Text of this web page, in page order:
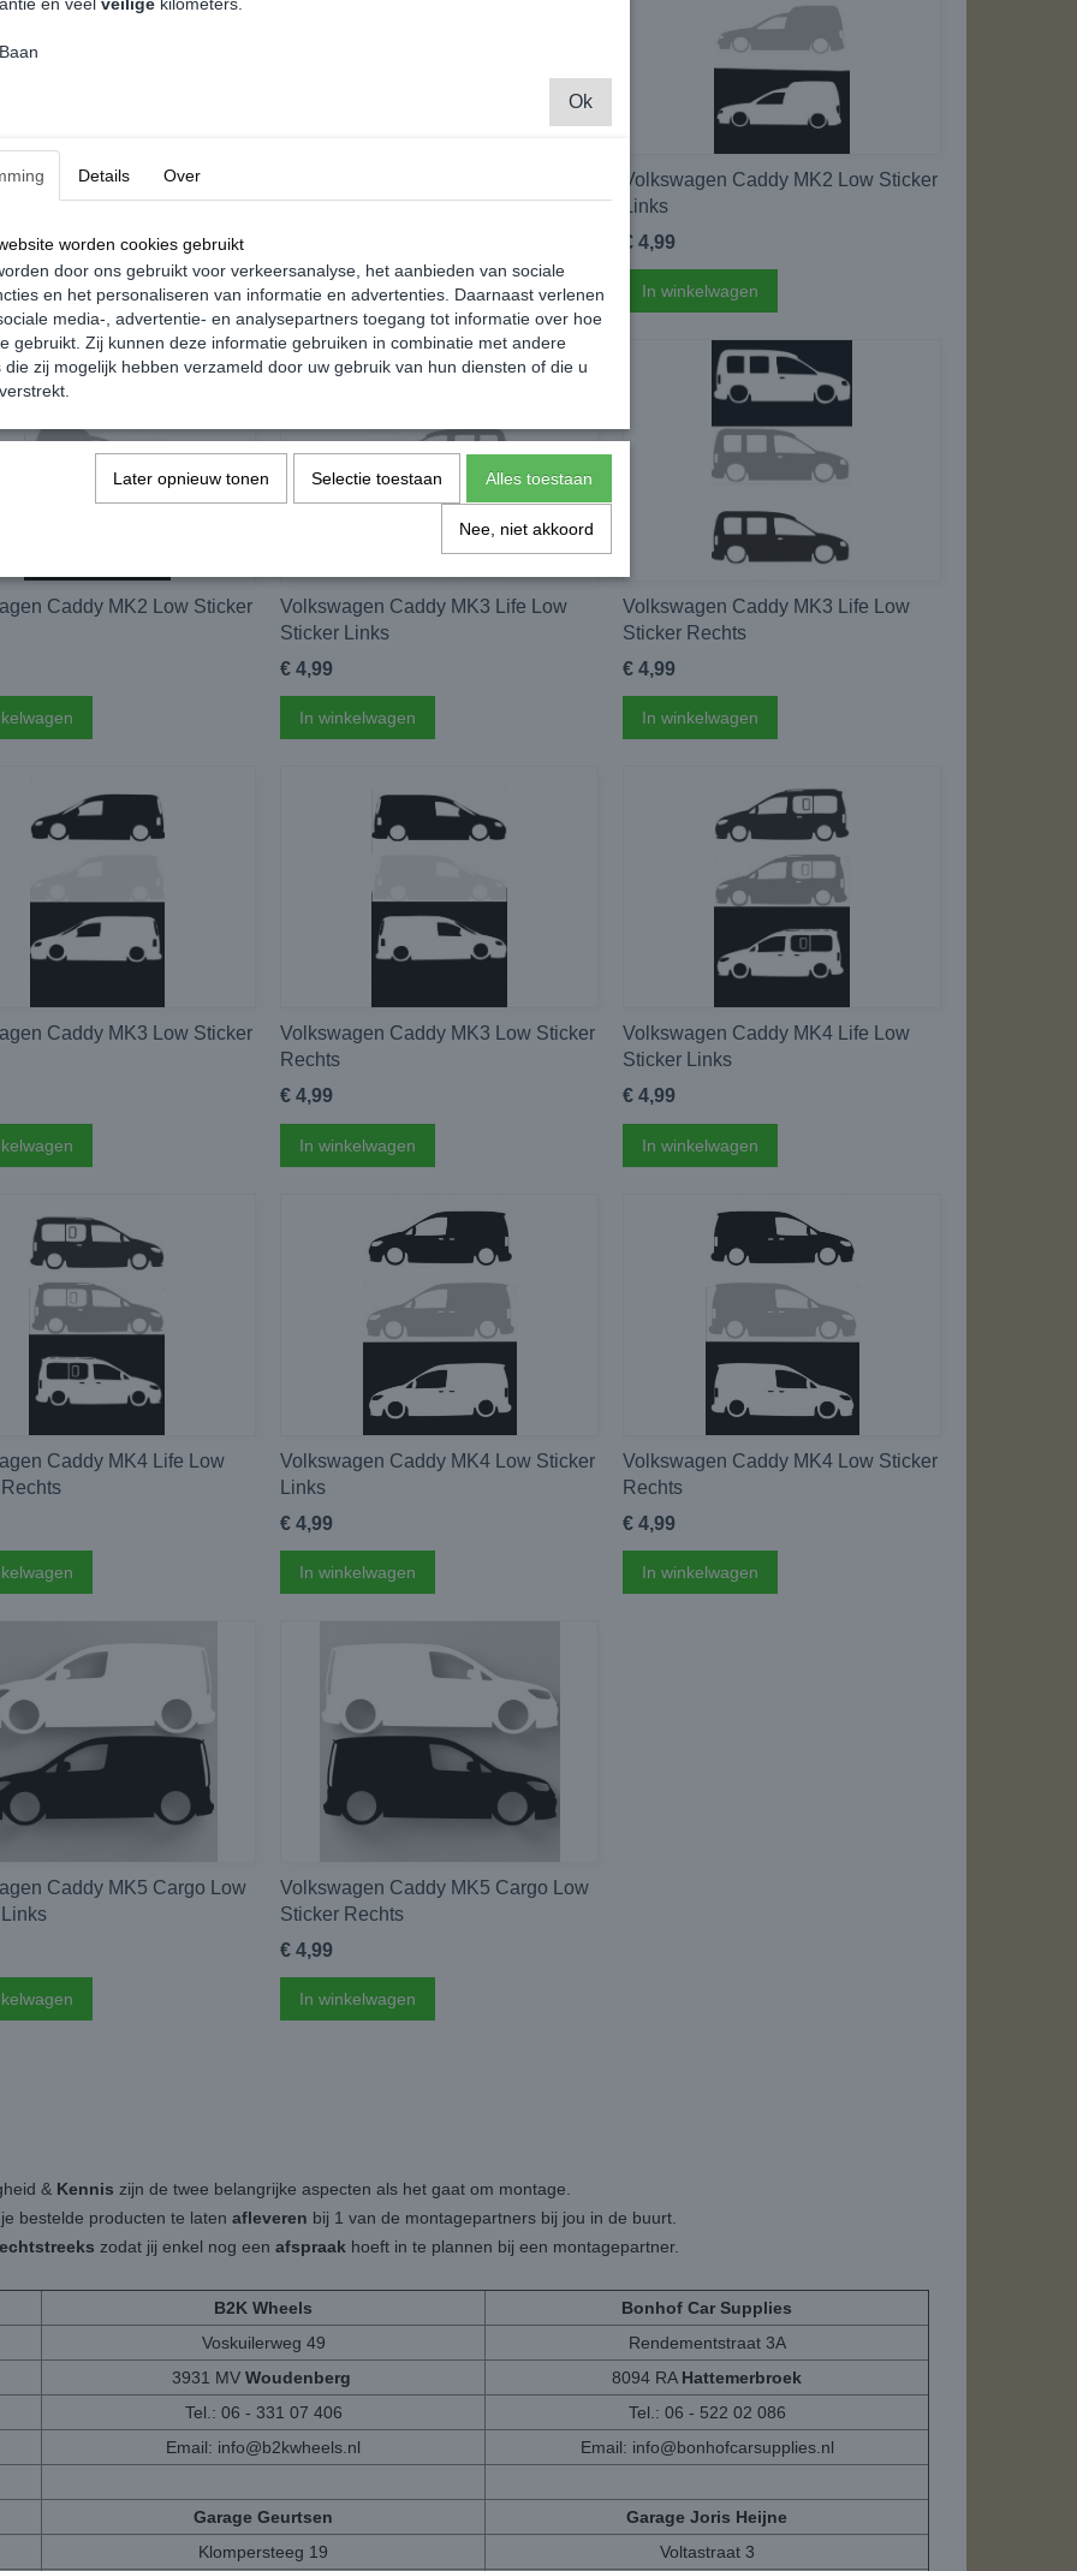
Caddy MK1 Low Sticker
Rechts
In winkelwagen
Volkswagen Caddy MK2 Low Sticker
Links
€ 4,99
In winkelwagen
Caddy MK2 Low Sticker
Volkswagen Caddy MK3 Life Low
Sticker Links
€ 4,99
In winkelwagen
Volkswagen Caddy MK3 Life Low
Sticker Rechts
€ 4,99
In winkelwagen
Caddy MK3 Low Sticker
Volkswagen Caddy MK3 Low Sticker
Rechts
€ 4,99
In winkelwagen
Volkswagen Caddy MK4 Life Low
Sticker Links
€ 4,99
In winkelwagen
Caddy MK4 Life Low
Volkswagen Caddy MK4 Low Sticker
Links
€ 4,99
In winkelwagen
Volkswagen Caddy MK4 Low Sticker
Rechts
€ 4,99
In winkelwagen
Caddy MK5 Cargo Low
Volkswagen Caddy MK5 Cargo Low
Sticker Rechts
€ 4,99
In winkelwagen
& Kennis zijn de twee belangrijke aspecten als het gaat om montage.
bestelde producten te laten afleveren bij 1 van de montagepartners bij jou in de buurt.
zodat jij enkel nog een afspraak hoeft in te plannen bij een montagepartner.
B2K Wheels
Bonhof Car Supplies
Voskuilerweg 49
Rendementstraat 3A
3931 MV Woudenberg 8094 RA Hattemerbroek
Tel.: 06 - 331 07 406
Tel.: 06 - 522 02 086
Email: info@b2kwheels.nl Email: info@bonhofcarsupplies.nl
Garage Geurtsen
Garage Joris Heijne
Klompersteeg 19 Voltastraat 3
Ok
Details Over
worden cookies gebruikt
door ons gebruikt voor verkeersanalyse, het aanbieden van sociale
en het personaliseren van informatie en advertenties. Daarnaast verlenen
media-, advertentie- en analysepartners toegang tot informatie over hoe
gebruikt. Zij kunnen deze informatie gebruiken in combinatie met andere
die zij mogelijk hebben verzameld door uw gebruik van hun diensten of die u
Later opnieuw tonen Selectie toestaan Alles toestaan
Nee, niet akkoord